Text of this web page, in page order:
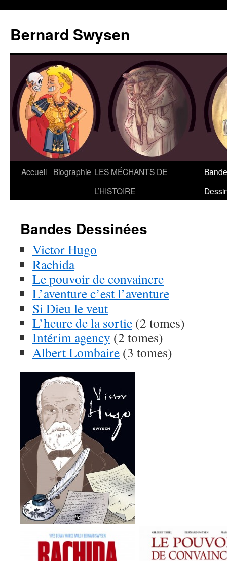
Bernard Swysen
Accueil Biographie LES MÉCHANTS DE
L’HISTOIRE
Bandes Dessinées
Victor Hugo
Rachida
Le pouvoir de convaincre
L’aventure c’est l’aventure
Si Dieu le veut
L’heure de la sortie (2 tomes)
Intérim agency (2 tomes)
Albert Lombaire (3 tomes)